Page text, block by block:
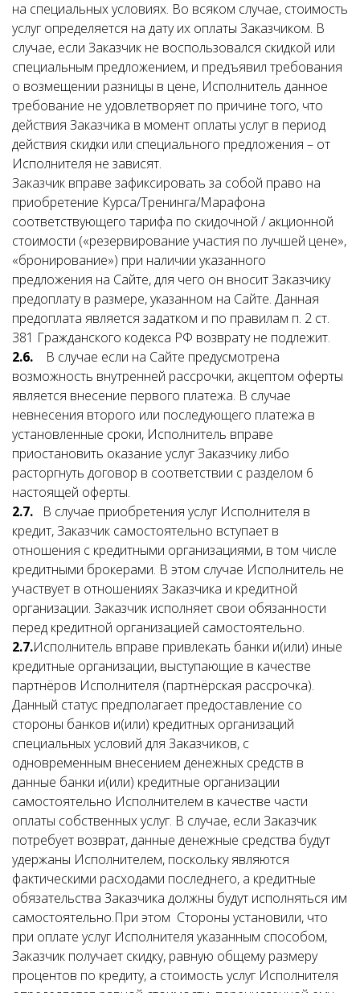
на специальных условиях. Во всяком случае, стоимость
услуг определяется на дату их оплаты Заказчиком. В
случае, если Заказчик не воспользовался скидкой или
специальным предложением, и предъявил требования
о возмещении разницы в цене, Исполнитель данное
требование не удовлетворяет по причине того, что
действия Заказчика в момент оплаты услуг в период
действия скидки или специального предложения – от
Исполнителя не зависят.
Заказчик вправе зафиксировать за собой право на
приобретение Курса/Тренинга/Марафона
соответствующего тарифа по скидочной / акционной
стоимости («резервирование участия по лучшей цене»,
«бронирование») при наличии указанного
предложения на Сайте, для чего он вносит Заказчику
предоплату в размере, указанном на Сайте. Данная
предоплата является задатком и по правилам п. 2 ст.
381 Гражданского кодекса РФ возврату не подлежит.
2.6. В случае если на Сайте предусмотрена
возможность внутренней рассрочки, акцептом оферты
является внесение первого платежа. В случае
невнесения второго или последующего платежа в
установленные сроки, Исполнитель вправе
приостановить оказание услуг Заказчику либо
расторгнуть договор в соответствии с разделом 6
настоящей оферты.
2.7. В случае приобретения услуг Исполнителя в
кредит, Заказчик самостоятельно вступает в
отношения с кредитными организациями, в том числе
кредитными брокерами. В этом случае Исполнитель не
участвует в отношениях Заказчика и кредитной
организации. Заказчик исполняет свои обязанности
перед кредитной организацией самостоятельно.
2.7.Исполнитель вправе привлекать банки и(или) иные
кредитные организации, выступающие в качестве
партнёров Исполнителя (партнёрская рассрочка).
Данный статус предполагает предоставление со
стороны банков и(или) кредитных организаций
специальных условий для Заказчиков, с
одновременным внесением денежных средств в
данные банки и(или) кредитные организации
самостоятельно Исполнителем в качестве части
оплаты собственных услуг. В случае, если Заказчик
потребует возврат, данные денежные средства будут
удержаны Исполнителем, поскольку являются
фактическими расходами последнего, а кредитные
обязательства Заказчика должны будут исполняться им
самостоятельно.При этом Стороны установили, что
при оплате услуг Исполнителя указанным способом,
Заказчик получает скидку, равную общему размеру
процентов по кредиту, а стоимость услуг Исполнителя